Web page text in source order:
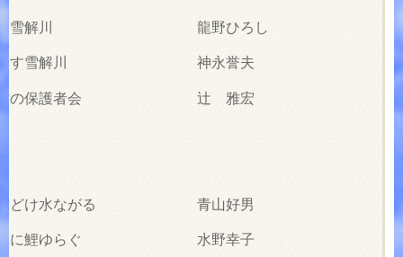
ぐる雪解川 龍野ひろし
を晒す雪解川 神永誉夫
育館の保護者会 辻 雅宏
し雪どけ水ながる 青山好男
の水に鯉ゆらぐ 水野幸子